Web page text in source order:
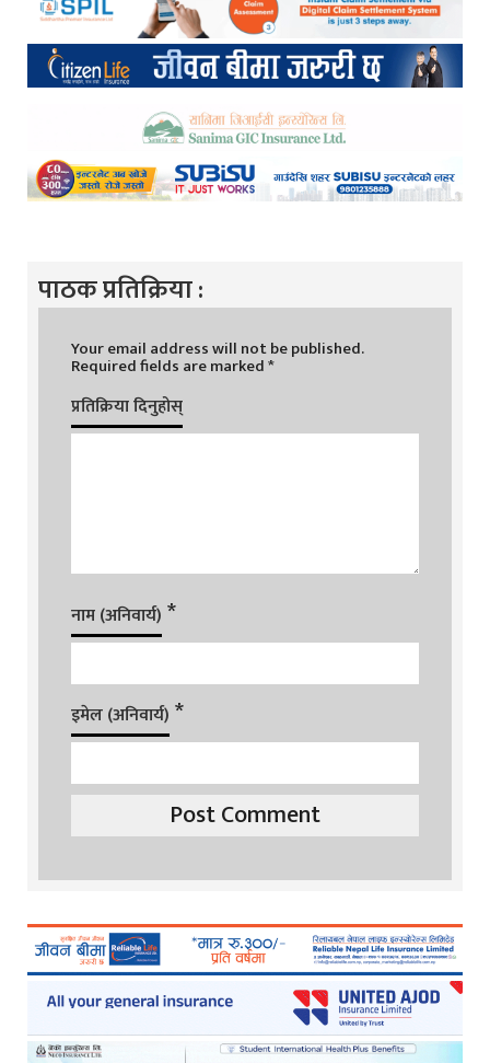
पाठक प्रतिक्रिया :
Your email address will not be published.
Required fields are marked*
प्रतिक्रिया दिनुहोस्
नाम (अनिवार्य) *
इमेल (अनिवार्य) *